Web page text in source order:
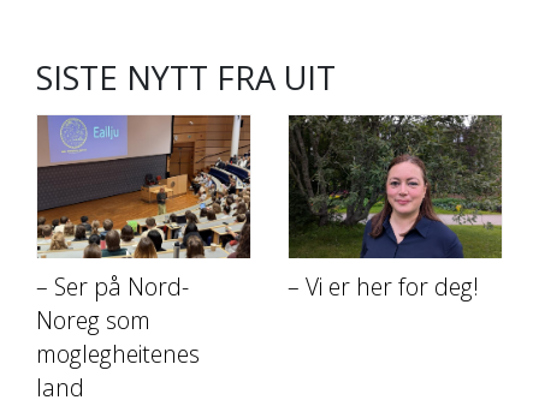
SISTE NYTT FRA UIT
– Ser på Nord-
Noreg som
moglegheitenes
land
– Vi er her for deg!